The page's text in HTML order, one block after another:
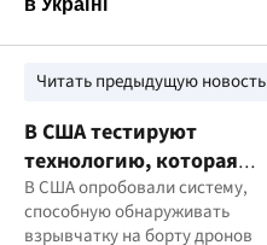
Читать предыдущую новость
В США тестируют
технологию, которая
сможет определять
наличие взрывчатки в
В США опробовали систему,
способную обнаруживать
взрывчатку на борту дронов